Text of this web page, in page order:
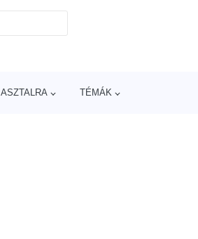
ASZTALRA TÉMÁK